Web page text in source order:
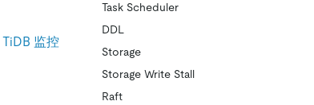
TiDB 监控
Task Scheduler
DDL
Storage
Storage Write Stall
Raft